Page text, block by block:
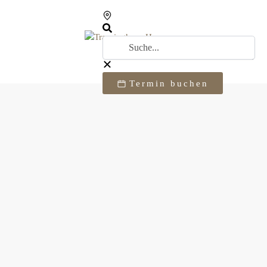
Termin buchen